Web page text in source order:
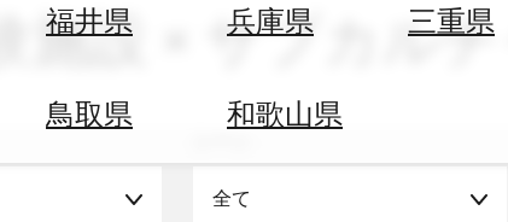
福井県 兵庫県 三重県
鳥取県 和歌山県
施設 × サブカルチ
全て